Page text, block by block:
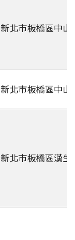
新北市板橋區中山
新北市板橋區中山
新北市板橋區漢生